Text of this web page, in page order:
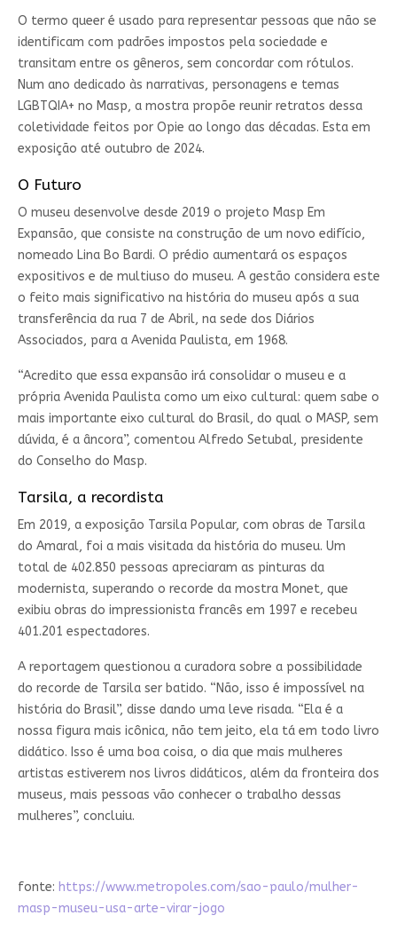
O termo queer é usado para representar pessoas que não se
identificam com padrões impostos pela sociedade e
transitam entre os gêneros, sem concordar com rótulos.
Num ano dedicado às narrativas, personagens e temas
LGBTQIA+ no Masp, a mostra propõe reunir retratos dessa
coletividade feitos por Opie ao longo das décadas. Esta em
exposição até outubro de 2024.
O Futuro
O museu desenvolve desde 2019 o projeto Masp Em
Expansão, que consiste na construção de um novo edifício,
nomeado Lina Bo Bardi. O prédio aumentará os espaços
expositivos e de multiuso do museu. A gestão considera este
o feito mais significativo na história do museu após a sua
transferência da rua 7 de Abril, na sede dos Diários
Associados, para a Avenida Paulista, em 1968.
“Acredito que essa expansão irá consolidar o museu e a
própria Avenida Paulista como um eixo cultural: quem sabe o
mais importante eixo cultural do Brasil, do qual o MASP, sem
dúvida, é a âncora”, comentou Alfredo Setubal, presidente
do Conselho do Masp.
Tarsila, a recordista
Em 2019, a exposição Tarsila Popular, com obras de Tarsila
do Amaral, foi a mais visitada da história do museu. Um
total de 402.850 pessoas apreciaram as pinturas da
modernista, superando o recorde da mostra Monet, que
exibiu obras do impressionista francês em 1997 e recebeu
401.201 espectadores.
A reportagem questionou a curadora sobre a possibilidade
do recorde de Tarsila ser batido. “Não, isso é impossível na
história do Brasil”, disse dando uma leve risada. “Ela é a
nossa figura mais icônica, não tem jeito, ela tá em todo livro
didático. Isso é uma boa coisa, o dia que mais mulheres
artistas estiverem nos livros didáticos, além da fronteira dos
museus, mais pessoas vão conhecer o trabalho dessas
mulheres”, concluiu.
fonte: https://www.metropoles.com/sao-paulo/mulher-
masp-museu-usa-arte-virar-jogo